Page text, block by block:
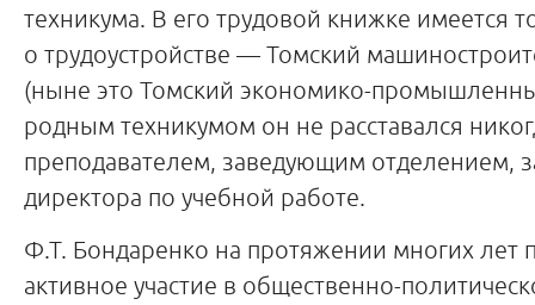
техникума. В его трудовой книжке имеется
о трудоустройстве — Томский
(ныне это Томский экономико-
родным техникумом он не расставался
преподавателем, заведующим отделением,
директора по учебной работе.
Ф.Т. Бондаренко на протяжении многих лет
активное участие в общественно-